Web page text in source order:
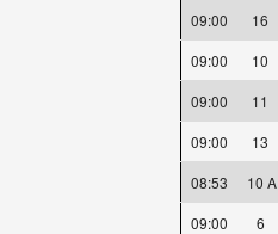
09:00
16
09:00
10
09:00
11
09:00
13
08:53
10 A
09:00
6